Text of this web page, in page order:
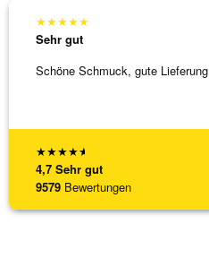
★★★★★
4,7 Sehr gut
9579 Bewertungen
★★★★★
Sehr gut
Schöne Schmuck, gute Lieferung